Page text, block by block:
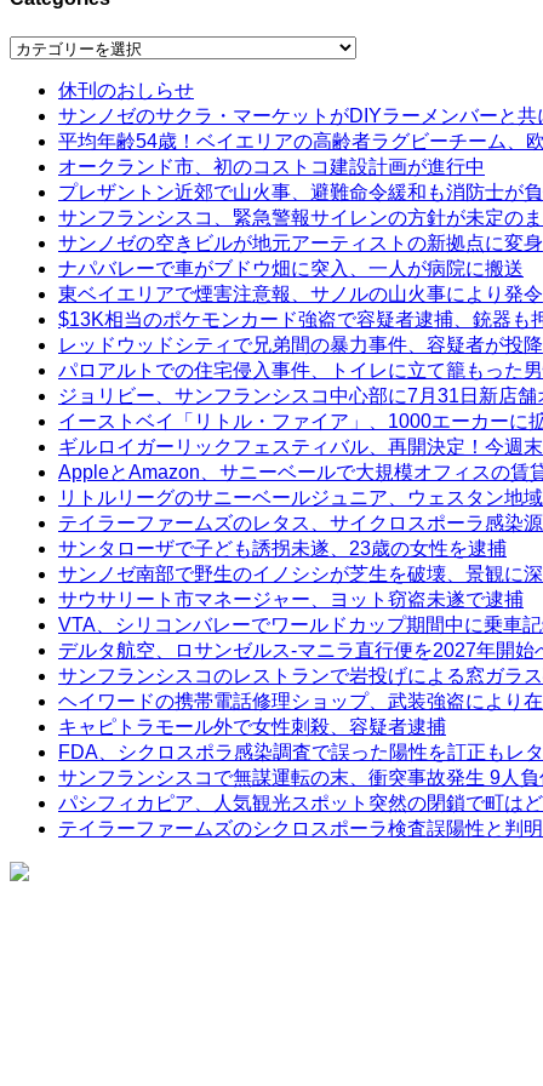
Categories
休刊のおしらせ
サンノゼのサクラ・マーケットがDIYラーメンバーと共
平均年齢54歳！ベイエリアの高齢者ラグビーチーム、
オークランド市、初のコストコ建設計画が進行中
プレザントン近郊で山火事、避難命令緩和も消防士が
サンフランシスコ、緊急警報サイレンの方針が未定のま
サンノゼの空きビルが地元アーティストの新拠点に変身
ナパバレーで車がブドウ畑に突入、一人が病院に搬送
東ベイエリアで煙害注意報、サノルの山火事により発令
$13K相当のポケモンカード強盗で容疑者逮捕、銃器も
レッドウッドシティで兄弟間の暴力事件、容疑者が投降
パロアルトでの住宅侵入事件、トイレに立て籠もった
ジョリビー、サンフランシスコ中心部に7月31日新店舗
イーストベイ「リトル・ファイア」、1000エーカーに
ギルロイガーリックフェスティバル、再開決定！今週
AppleとAmazon、サニーベールで大規模オフィスの賃
リトルリーグのサニーベールジュニア、ウェスタン地
テイラーファームズのレタス、サイクロスポーラ感染
サンタローザで子ども誘拐未遂、23歳の女性を逮捕
サンノゼ南部で野生のイノシシが芝生を破壊、景観に
サウサリート市マネージャー、ヨット窃盗未遂で逮捕
VTA、シリコンバレーでワールドカップ期間中に乗車
デルタ航空、ロサンゼルス-マニラ直行便を2027年開始
サンフランシスコのレストランで岩投げによる窓ガラ
ヘイワードの携帯電話修理ショップ、武装強盗により
キャピトラモール外で女性刺殺、容疑者逮捕
FDA、シクロスポラ感染調査で誤った陽性を訂正もレ
サンフランシスコで無謀運転の末、衝突事故発生 9人負
パシフィカピア、人気観光スポット突然の閉鎖で町は
テイラーファームズのシクロスポーラ検査誤陽性と判